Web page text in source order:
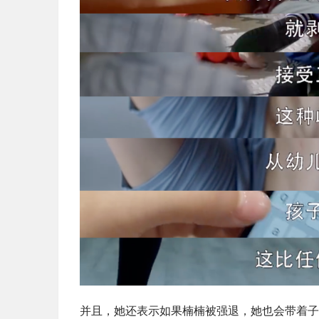
并且，她还表示如果楠楠被强退，她也会带着